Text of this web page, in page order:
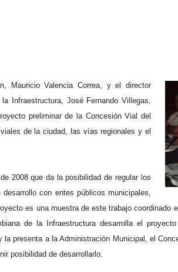
Mauricio Valencia Correa, y el director
Infraestructura, José Fernando Villegas,
preliminar de la Concesión Vial del
de la ciudad, las vías regionales y el
2008 que da la posibilidad de regular los
con entes públicos municipales,
es una muestra de este trabajo coordinado
de la Infraestructura desarrolla el
presenta a la Administración Municipal, el
posibilidad de desarrollarlo.